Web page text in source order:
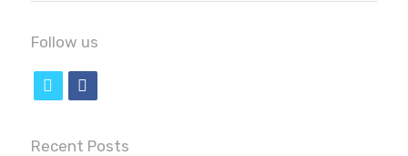
Follow us
i
c
Recent Posts